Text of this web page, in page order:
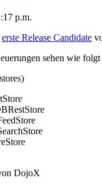
p.m.
erste Release Candidate
sehen wie folgt
DojoX